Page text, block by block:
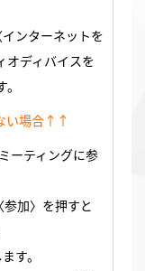
ンターネットを
オディバイスを
い場合↑↑
ーティングに参
加〉を押すと
す。